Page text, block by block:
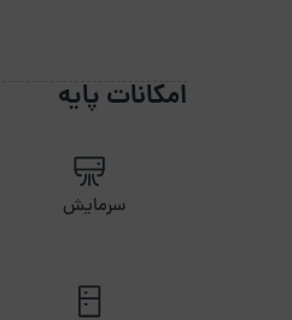
امکانات پایه
سرمایش